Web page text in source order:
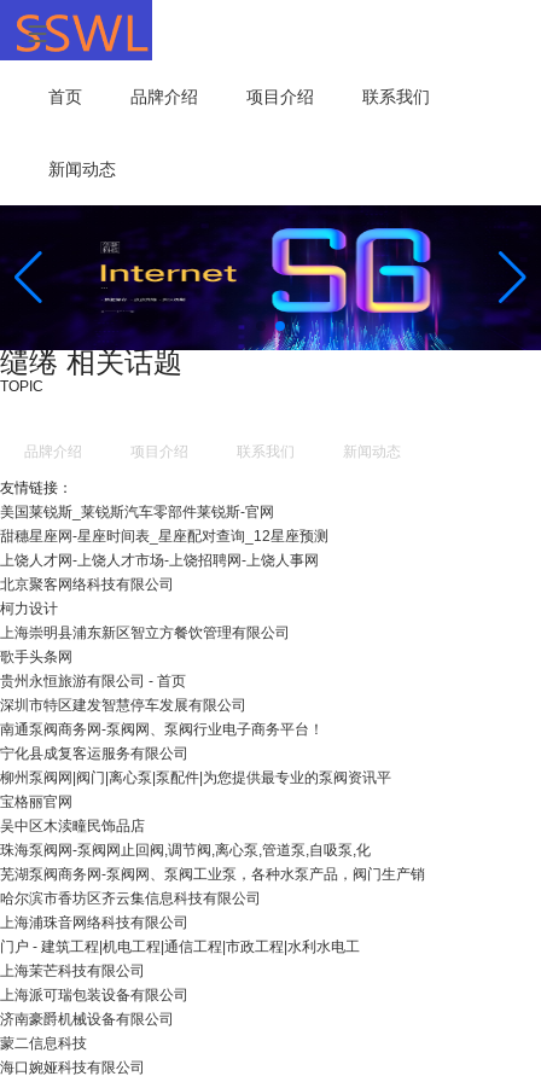
首页 品牌介绍 项目介绍 联系我们
新闻动态
缱绻 相关话题
TOPIC
品牌介绍 项目介绍 联系我们 新闻动态
友情链接：
美国莱锐斯_莱锐斯汽车零部件莱锐斯-官网
甜穗星座网-星座时间表_星座配对查询_12星座预测
上饶人才网-上饶人才市场-上饶招聘网-上饶人事网
北京聚客网络科技有限公司
柯力设计
上海崇明县浦东新区智立方餐饮管理有限公司
歌手头条网
贵州永恒旅游有限公司 - 首页
深圳市特区建发智慧停车发展有限公司
南通泵阀商务网-泵阀网、泵阀行业电子商务平台！
宁化县成复客运服务有限公司
柳州泵阀网|阀门|离心泵|泵配件|为您提供最专业的泵阀资讯平
宝格丽官网
吴中区木渎疃民饰品店
珠海泵阀网-泵阀网止回阀,调节阀,离心泵,管道泵,自吸泵,化
芜湖泵阀商务网-泵阀网、泵阀工业泵，各种水泵产品，阀门生产销
哈尔滨市香坊区齐云集信息科技有限公司
上海浦珠音网络科技有限公司
门户 - 建筑工程|机电工程|通信工程|市政工程|水利水电工
上海茉芒科技有限公司
上海派可瑞包装设备有限公司
济南豪爵机械设备有限公司
蒙二信息科技
海口婉娅科技有限公司